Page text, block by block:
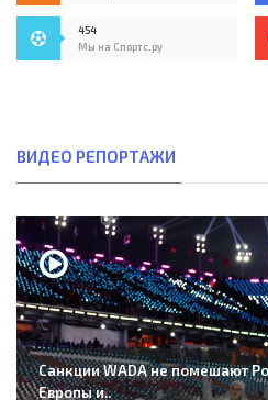
454
Мы на Спортс.ру
ВИДЕО РЕПОРТАЖИ
Санкции WADA не помешают
Европы и..